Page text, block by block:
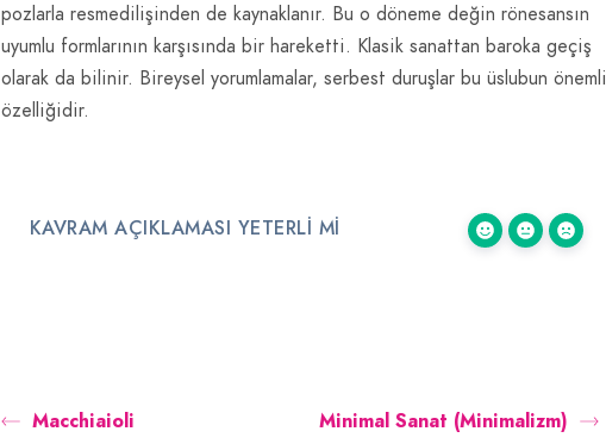
pozlarla resmedilişinden de kaynaklanır. Bu o döneme değin rönesansın
uyumlu formlarının karşısında bir hareketti. Klasik sanattan baroka geçiş
olarak da bilinir. Bireysel yorumlamalar, serbest duruşlar bu üslubun önemli
özelliğidir.
KAVRAM AÇIKLAMASI YETERLI MI
Macchiaioli Minimal Sanat (Minimalizm)